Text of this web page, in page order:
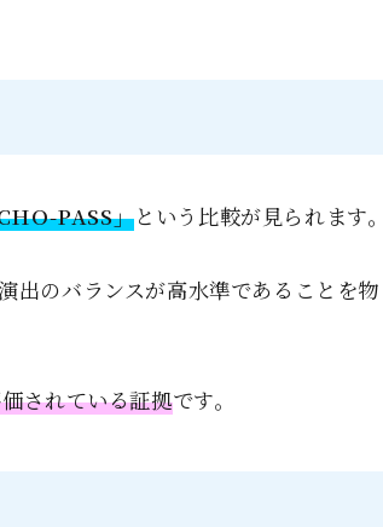
PASS」という比較が見られます。
出のバランスが高水準であることを物
されている証拠です。